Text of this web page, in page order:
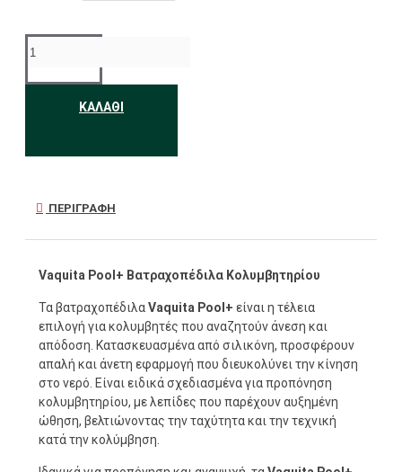
ΚΑΛΆΘΙ
ΠΕΡΙΓΡΑΦΉ
Vaquita Pool+ Βατραχοπέδιλα Κολυμβητηρίου
Τα βατραχοπέδιλαVaquita Pool+ είναι η τέλεια
επιλογή για κολυμβητές που αναζητούν άνεση και
απόδοση. Κατασκευασμένα από σιλικόνη, προσφέρουν
απαλή και άνετη εφαρμογή που διευκολύνει την κίνηση
στο νερό. Είναι ειδικά σχεδιασμένα για προπόνηση
κολυμβητηρίου, με λεπίδες που παρέχουν αυξημένη
ώθηση, βελτιώνοντας την ταχύτητα και την τεχνική
κατά την κολύμβηση.